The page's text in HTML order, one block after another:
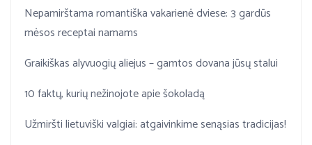
Nepamirštama romantiška vakarienė dviese: 3 gardūs
mėsos receptai namams
Graikiškas alyvuogių aliejus – gamtos dovana jūsų stalui
10 faktų, kurių nežinojote apie šokoladą
Užmiršti lietuviški valgiai: atgaivinkime senąsias tradicijas!